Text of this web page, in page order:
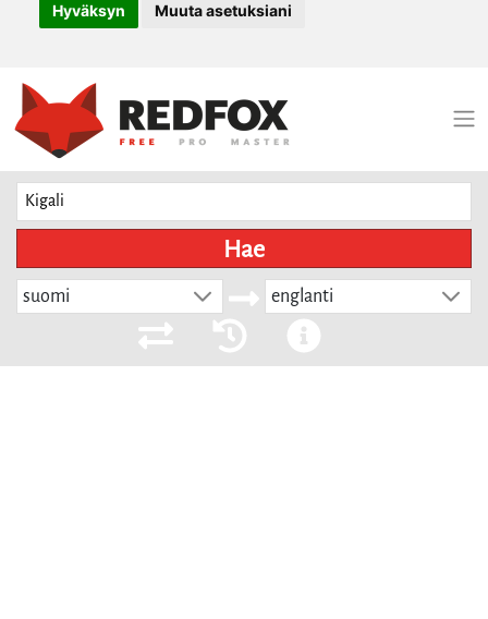
Hyväksyn Muuta asetuksiani
Hae
suomi englanti